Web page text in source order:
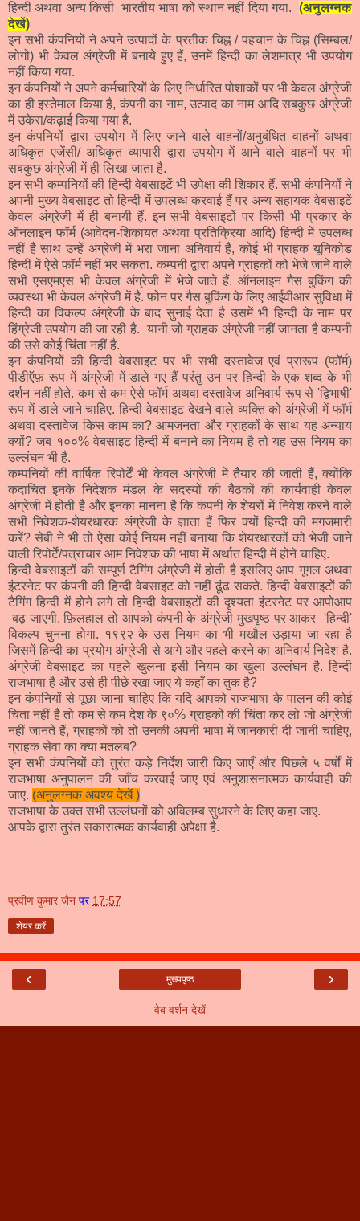
हिन्दी अथवा अन्य किसी भारतीय भाषा को स्थान नहीं दिया गया. (अनुलग्नक
देखें)
इन सभी कंपनियों ने अपने उत्पादों के प्रतीक चिह्न / पहचान के चिह्न (सिम्बल/
लोगो) भी केवल अंग्रेजी में बनाये हुए हैं, उनमें हिन्दी का लेशमात्र भी उपयोग
नहीं किया गया.
इन कंपनियों ने अपने कर्मचारियों के लिए निर्धारित पोशाकों पर भी केवल अंग्रेजी
का ही इस्तेमाल किया है, कंपनी का नाम, उत्पाद का नाम आदि सबकुछ अंग्रेजी
में उकेरा/कढ़ाई किया गया है.
इन कंपनियों द्वारा उपयोग में लिए जाने वाले वाहनों/अनुबंधित वाहनों अथवा
अधिकृत एजेंसी/ अधिकृत व्यापारी द्वारा उपयोग में आने वाले वाहनों पर भी
सबकुछ अंग्रेजी में ही लिखा जाता है.
इन सभी कम्पनियों की हिन्दी वेबसाइटें भी उपेक्षा की शिकार हैं. सभी कंपनियों ने
अपनी मुख्य वेबसाइट तो हिन्दी में उपलब्ध करवाई हैं पर अन्य सहायक वेबसाइटें
केवल अंग्रेजी में ही बनायी हैं. इन सभी वेबसाइटों पर किसी भी प्रकार के
ऑनलाइन फॉर्म (आवेदन-शिकायत अथवा प्रतिक्रिया आदि) हिन्दी में उपलब्ध
नहीं है साथ उन्हें अंग्रेजी में भरा जाना अनिवार्य है, कोई भी ग्राहक यूनिकोड
हिन्दी में ऐसे फॉर्म नहीं भर सकता. कम्पनी द्वारा अपने ग्राहकों को भेजे जाने वाले
सभी एसएमएस भी केवल अंग्रेजी में भेजे जाते हैं. ऑनलाइन गैस बुकिंग की
व्यवस्था भी केवल अंग्रेजी में है. फोन पर गैस बुकिंग के लिए आईवीआर सुविधा में
हिन्दी का विकल्प अंग्रेजी के बाद सुनाई देता है उसमें भी हिन्दी के नाम पर
हिंग्रेजी उपयोग की जा रही है. यानी जो ग्राहक अंग्रेजी नहीं जानता है कम्पनी
की उसे कोई चिंता नहीं है.
इन कंपनियों की हिन्दी वेबसाइट पर भी सभी दस्तावेज एवं प्रारूप (फॉर्म)
पीडीऍफ़ रूप में अंग्रेजी में डाले गए हैं परंतु उन पर हिन्दी के एक शब्द के भी
दर्शन नहीं होते. कम से कम ऐसे फॉर्म अथवा दस्तावेज अनिवार्य रूप से 'द्विभाषी'
रूप में डाले जाने चाहिए. हिन्दी वेबसाइट देखने वाले व्यक्ति को अंग्रेजी में फॉर्म
अथवा दस्तावेज किस काम का? आमजनता और ग्राहकों के साथ यह अन्याय
क्यों? जब १००% वेबसाइट हिन्दी में बनाने का नियम है तो यह उस नियम का
उल्लंघन भी है.
कम्पनियों की वार्षिक रिपोर्टें भी केवल अंग्रेजी में तैयार की जाती हैं, क्योंकि
कदाचित इनके निदेशक मंडल के सदस्यों की बैठकों की कार्यवाही केवल
अंग्रेजी में होती है और इनका मानना है कि कंपनी के शेयरों में निवेश करने वाले
सभी निवेशक-शेयरधारक अंग्रेजी के ज्ञाता हैं फिर क्यों हिन्दी की मगजमारी
करें? सेबी ने भी तो ऐसा कोई नियम नहीं बनाया कि शेयरधारकों को भेजी जाने
वाली रिपोर्टें/पत्राचार आम निवेशक की भाषा में अर्थात हिन्दी में होने चाहिए.
हिन्दी वेबसाइटों की सम्पूर्ण टैगिंग अंग्रेजी में होती है इसलिए आप गूगल अथवा
इंटरनेट पर कंपनी की हिन्दी वेबसाइट को नहीं ढूंढ सकते. हिन्दी वेबसाइटों की
टैगिंग हिन्दी में होने लगे तो हिन्दी वेबसाइटों की दृश्यता इंटरनेट पर आपोआप
बढ़ जाएगी. फ़िलहाल तो आपको कंपनी के अंग्रेजी मुखपृष्ठ पर आकर 'हिन्दी'
विकल्प चुनना होगा. १९९२ के उस नियम का भी मखौल उड़ाया जा रहा है
जिसमें हिन्दी का प्रयोग अंग्रेजी से आगे और पहले करने का अनिवार्य निदेश है.
अंग्रेजी वेबसाइट का पहले खुलना इसी नियम का खुला उल्लंघन है. हिन्दी
राजभाषा है और उसे ही पीछे रखा जाए ये कहाँ का तुक है?
इन कंपनियों से पूछा जाना चाहिए कि यदि आपको राजभाषा के पालन की कोई
चिंता नहीं है तो कम से कम देश के ९०% ग्राहकों की चिंता कर लो जो अंग्रेजी
नहीं जानते हैं, ग्राहकों को तो उनकी अपनी भाषा में जानकारी दी जानी चाहिए,
ग्राहक सेवा का क्या मतलब?
इन सभी कंपनियों को तुरंत कड़े निर्देश जारी किए जाएँ और पिछले ५ वर्षों में
राजभाषा अनुपालन की जाँच करवाई जाए एवं अनुशासनात्मक कार्यवाही की
जाए. (अनुलग्नक अवश्य देखें )
राजभाषा के उक्त सभी उल्लंघनों को अविलम्ब सुधारने के लिए कहा जाए.
आपके द्वारा तुरंत सकारात्मक कार्यवाही अपेक्षा है.
प्रवीण कुमार जैन पर 17:57
शेयर करें
‹ ›
मुख्यपृष्ठ
वेब वर्शन देखें